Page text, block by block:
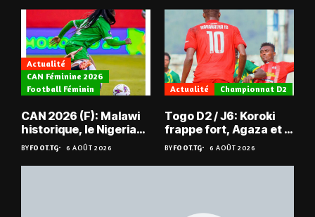
Actualité
CAN Féminine 2026
Football Féminin
CAN 2026 (F): Malawi
historique, le Nigeria
sauvé, la Zambie
éliminée
BYFOOT.TG 6 AOÛT 2026
Actualité Championnat D2
Togo D2 / J6: Koroki
frappe fort, Agaza et la
JCA assurent,
suspense avant Sara
FC – Doumbé FC
BYFOOT.TG 6 AOÛT 2026